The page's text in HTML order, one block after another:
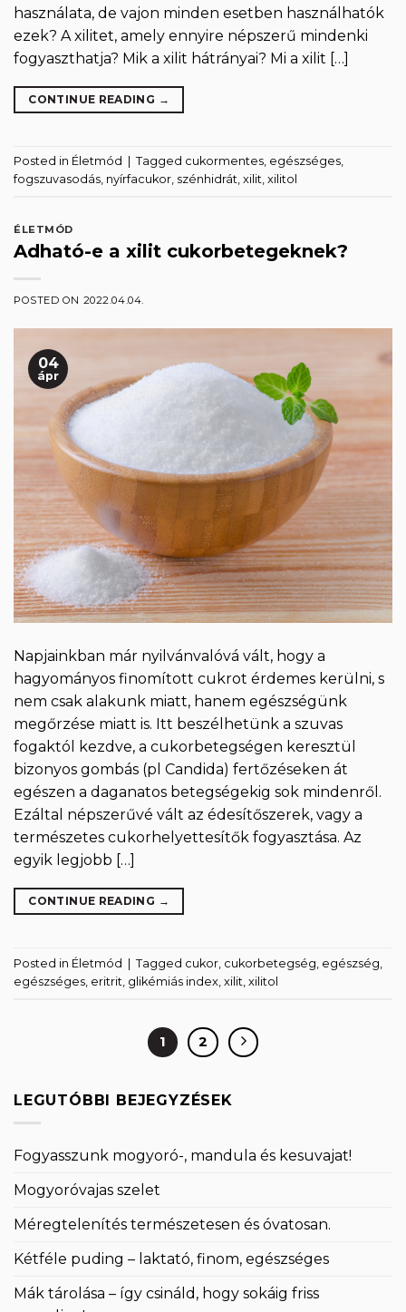
használata, de vajon minden esetben használhatók
ezek? A xilitet, amely ennyire népszerű mindenki
fogyaszthatja? Mik a xilit hátrányai? Mi a xilit […]
CONTINUE READING →
Posted in Életmód Tagged cukormentes egészséges
fogszuvasodás nyírfacukor szénhidrát xilit xilitol
ÉLETMÓD
Adható-e a xilit cukorbetegeknek?
POSTED ON 2022.04.04.
04
ápr
Napjainkban már nyilvánvalóvá vált, hogy a
hagyományos finomított cukrot érdemes kerülni, s
nem csak alakunk miatt, hanem egészségünk
megőrzése miatt is. Itt beszélhetünk a szuvas
fogaktól kezdve, a cukorbetegségen keresztül
bizonyos gombás (pl Candida) fertőzéseken át
egészen a daganatos betegségekig sok mindenről.
Ezáltal népszerűvé vált az édesítőszerek, vagy a
természetes cukorhelyettesítők fogyasztása. Az
egyik legjobb […]
CONTINUE READING →
Posted in Életmód Tagged cukor cukorbetegség egészség
egészséges eritrit glikémiás index xilit xilitol
1 2
LEGUTÓBBI BEJEGYZÉSEK
Fogyasszunk mogyoró-, mandula és kesuvajat!
Mogyoróvajas szelet
Méregtelenítés természetesen és óvatosan.
Kétféle puding – laktató, finom, egészséges
Mák tárolása – így csináld, hogy sokáig friss